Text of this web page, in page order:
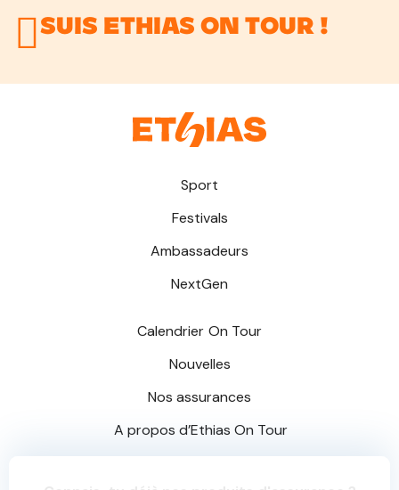
Suis Ethias On Tour !
Sport
Festivals
Ambassadeurs
NextGen
Calendrier On Tour
Nouvelles
Nos assurances
A propos d’Ethias On Tour